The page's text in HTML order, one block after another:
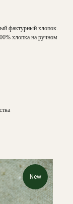
фактурный хлопок.
хлопка на ручном
New